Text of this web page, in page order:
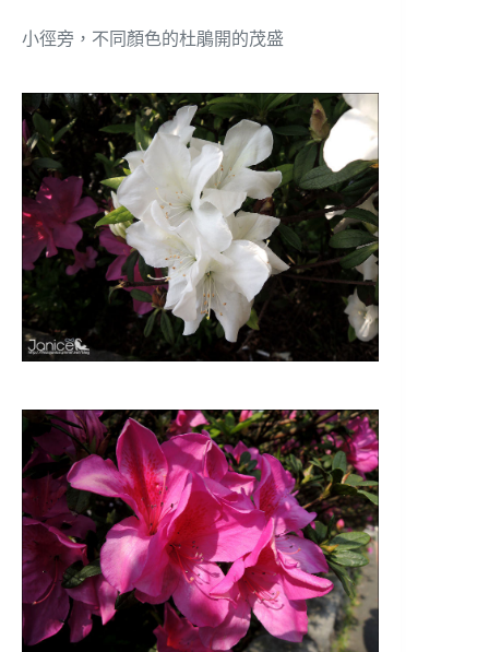
小徑旁，不同顏色的杜鵑開的茂盛